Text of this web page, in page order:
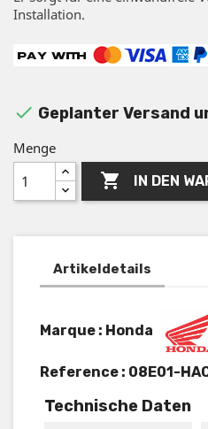
Installation.
 Geplanter Versand
Menge
 IN DEN
Artikeldetails
Marque : Honda
Reference : 08E01-
Technische Daten